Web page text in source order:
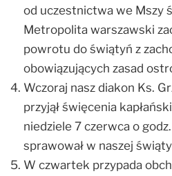
od uczestnictwa we Mszy
Metropolita warszawski
powrotu do świątyń z
obowiązujących zasad
Wczoraj nasz diakon Ks.
przyjął święcenia
niedziele 7 czerwca o
sprawował w naszej
W czwartek przypada